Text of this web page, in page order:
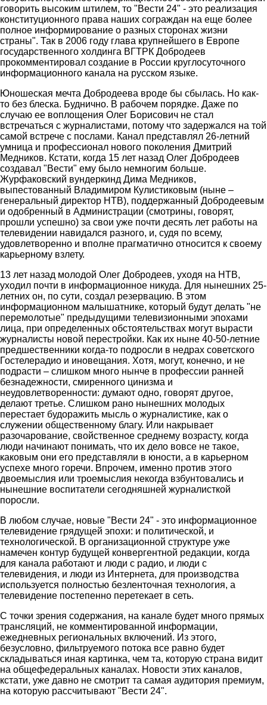
говорить высоким штилем, то "Вести 24" - это реализация
конституционного права наших сограждан на еще более
полное информирование о разных сторонах жизни
страны". Так в 2006 году глава крупнейшего в Европе
государственного холдинга ВГТРК Добродеев
прокомментировал создание в России круглосуточного
информационного канала на русском языке.
Юношеская мечта Добродеева вроде бы сбылась. Но как-
то без блеска. Буднично. В рабочем порядке. Даже по
случаю ее воплощения Олег Борисович не стал
встречаться с журналистами, потому что задержался на той
самой встрече с послами. Канал представлял 26-летний
умница и профессионал нового поколения Дмитрий
Медников. Кстати, когда 15 лет назад Олег Добродеев
создавал "Вести" ему было немногим больше.
Журфаковский вундеркинд Дима Медников,
выпестованный Владимиром Кулистиковым (ныне –
генеральный директор НТВ), поддержанный Добродеевым
и одобренный в Администрации (смотрины, говорят,
прошли успешно) за свои уже почти десять лет работы на
телевидении навидался разного, и, судя по всему,
удовлетворенно и вполне прагматично относится к своему
карьерному взлету.
13 лет назад молодой Олег Добродеев, уходя на НТВ,
уходил почти в информационное никуда. Для нынешних 25-
летних он, по сути, создал резервацию. В этом
информационном малышатнике, который будут делать "не
перемолотые" предыдущими телевизионными эпохами
лица, при определенных обстоятельствах могут вырасти
журналисты новой перестройки. Как их ныне 40-50-летние
предшественники когда-то подросли в недрах советского
Гостелерадио и иновещания. Хотя, могут, конечно, и не
подрасти – слишком много нынче в профессии ранней
безнадежности, смиренного цинизма и
неудовлетворенности: думают одно, говорят другое,
делают третье. Слишком рано нынешних молодых
перестает будоражить мысль о журналистике, как о
служении общественному благу. Или накрывает
разочарование, свойственное среднему возрасту, когда
люди начинают понимать, что их дело вовсе не такое,
каковым они его представляли в юности, а в карьерном
успехе много горечи. Впрочем, именно против этого
двоемыслия или троемыслия некогда взбунтовались и
нынешние воспитатели сегодняшней журналисткой
поросли.
В любом случае, новые "Вести 24" - это информационное
телевидение грядущей эпохи: и политической, и
технологической. В организационной структуре уже
намечен контур будущей конвергентной редакции, когда
для канала работают и люди с радио, и люди с
телевидения, и люди из Интернета, для производства
используется полностью безленточная технология, а
телевидение постепенно перетекает в сеть.
С точки зрения содержания, на канале будет много прямых
трансляций, не комментированной информации,
ежедневных региональных включений. Из этого,
безусловно, фильтруемого потока все равно будет
складываться иная картинка, чем та, которую страна видит
на общефедеральных каналах. Новости этих каналов,
кстати, уже давно не смотрит та самая аудитория премиум,
на которую рассчитывают "Вести 24".